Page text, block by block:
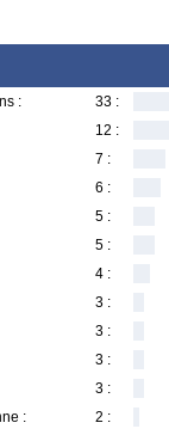
:
33 :
12 :
7 :
6 :
5 :
5 :
4 :
3 :
3 :
3 :
3 :
:
2 :